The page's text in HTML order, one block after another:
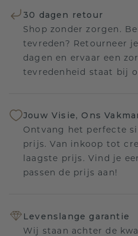
30 dagen retour
Shop zonder zorgen.
tevreden? Retourneer
dagen en ervaar een
tevredenheid staat bij
Jouw Visie, Ons
Ontvang het perfecte
prijs. Van inkoop tot
laagste prijs. Vind je
passen de prijs aan!
Levenslange garantie
Wij staan achter de